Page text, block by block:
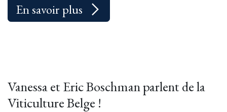
En savoir plus
Vanessa et Eric Boschman parlent de la
Viticulture Belge !